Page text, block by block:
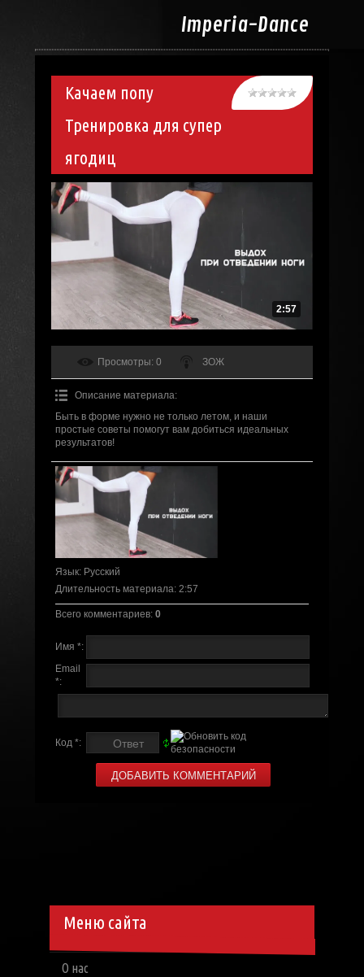
Imperia-Dance
Качаем попу
Тренировка для супер
ягодиц
2:57
Просмотры: 0 ЗОЖ
Описание материала:
Быть в форме нужно не только летом, и наши
простые советы помогут вам добиться идеальных
результатов!
Язык: Русский
Длительность материала: 2:57
Всего комментариев: 0
Имя *:
Email
*:
Код *:
Меню сайта
О нас